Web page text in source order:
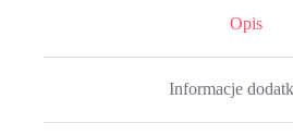
Opis
Informacje